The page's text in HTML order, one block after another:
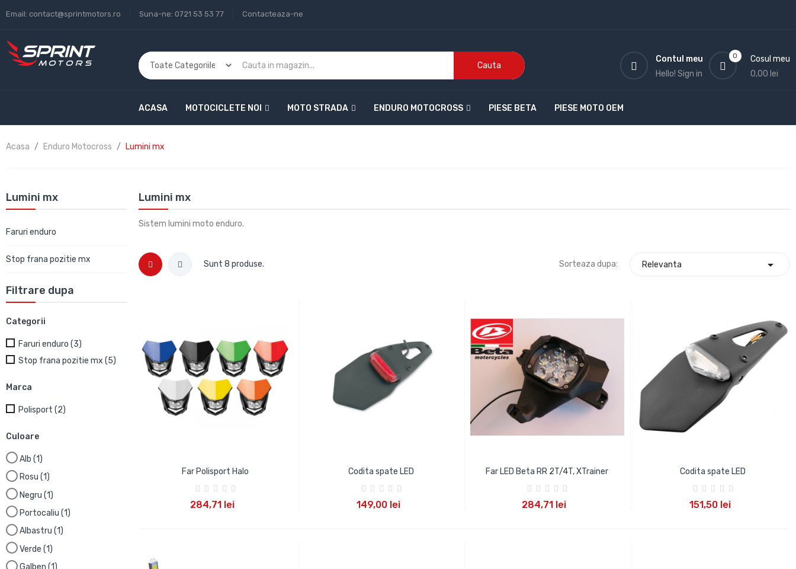
Email: contact@sprintmotors.ro Suna-ne: 0721 53 53 77 Contacteaza-ne
Cauta
0
Cosul meu
0,00 lei
Contul meu
Hello! Sign in
ACASA MOTOCICLETE NOI MOTO STRADA ENDURO MOTOCROSS PIESE BETA PIESE MOTO OEM
Acasa Enduro Motocross Lumini mx
Lumini mx
Faruri enduro
Stop frana pozitie mx
Filtrare dupa
Categorii
Faruri enduro (3)
Stop frana pozitie mx (5)
Marca
Polisport (2)
Culoare
Alb (1)
Rosu (1)
Negru (1)
Portocaliu (1)
Albastru (1)
Verde (1)
Lumini mx
Sistem lumini moto enduro.
Sunt 8 produse. Sorteaza dupa: Relevanta 
Far Polisport Halo
284,71 lei
Codita spate LED
149,00 lei
Far LED Beta RR 2T/4T, XTrainer
284,71 lei
Codita spate LED
151,50 lei